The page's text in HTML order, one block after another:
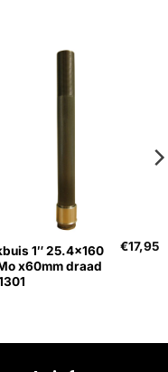
1″ 25.4×160
x60mm draad
€17,95